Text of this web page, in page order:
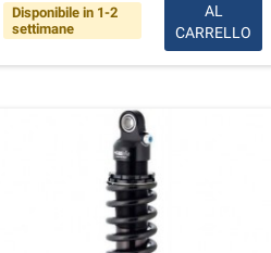
Disponibile in 1-2
settimane
AL
CARRELLO